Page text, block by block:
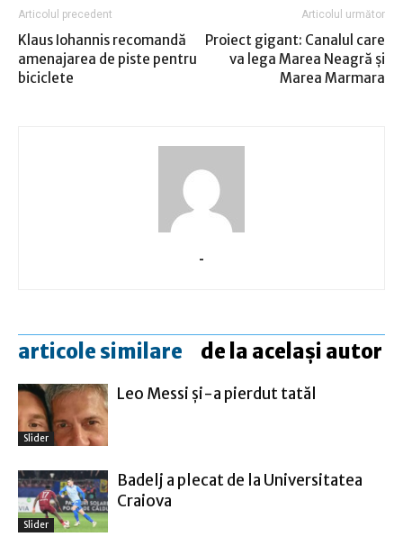
Articolul precedent
Klaus Iohannis recomandă
amenajarea de piste pentru
biciclete
Articolul următor
Proiect gigant: Canalul care
va lega Marea Neagră şi
Marea Marmara
-
articole similare de la același autor
Slider
Leo Messi şi-a pierdut tatăl
Slider
Badelj a plecat de la Universitatea
Craiova